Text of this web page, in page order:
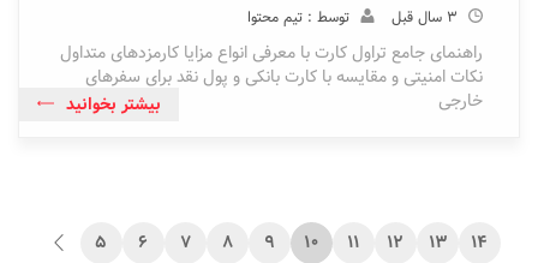
3 سال قبل توسط : تیم محتوا
راهنمای جامع تراول کارت با معرفی انواع مزایا کارمزدهای متداول
نکات امنیتی و مقایسه با کارت بانکی و پول نقد برای سفرهای
خارجی
بیشتر بخوانید
5 6 7 8 9 10 11 12 13 14